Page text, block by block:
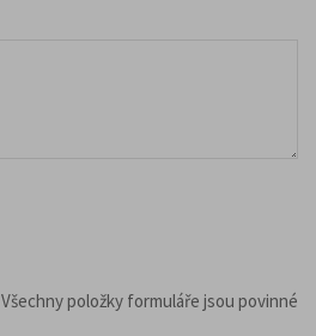
Všechny položky formuláře jsou povinné